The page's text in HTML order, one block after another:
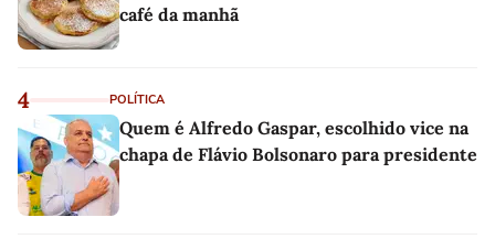
café da manhã
4 POLÍTICA
Quem é Alfredo Gaspar, escolhido vice na
chapa de Flávio Bolsonaro para presidente